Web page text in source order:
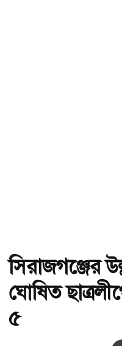
সিরাজগঞ্জের
ঘোষিত
৫